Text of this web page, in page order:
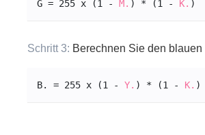
G = 255 x (1 - M. ) * (1 - K. )
Schritt 3: Berechnen Sie den blauen
B. = 255 x (1 - Y. ) * (1 - K. )